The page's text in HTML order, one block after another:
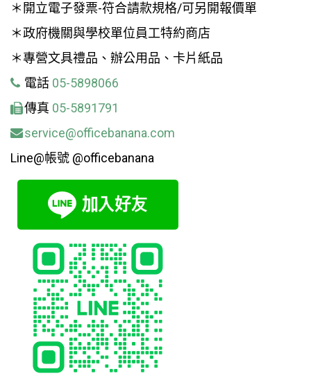
＊開立電子發票-符合請款規格/可另開報價單
＊政府機關與學校單位員工特約商店
＊專營文具禮品、辦公用品、卡片紙品
電話 05-5898066
傳真 05-5891791
service@officebanana.com
Line@帳號 @officebanana